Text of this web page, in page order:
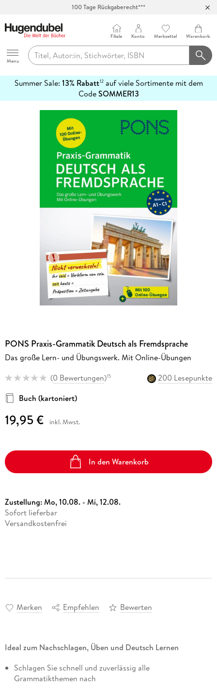
100 Tage Rückgaberecht***
Hugendubel
Menu
Filiale Konto Merkzettel Warenkorb
Summer Sale: 13% Rabatt12auf viele Sortimente mit dem
CodeSOMMER13
erfahren
PONS Praxis-Grammatik Deutsch als Fremdsprache
Das große Lern- und Übungswerk. Mit Online-Übungen
(0 Bewertungen)15
200 Lesepunkte
Buch (kartoniert)
19,95 € inkl. Mwst.
In den Warenkorb
Zustellung:Mo, 10.08. - Mi, 12.08.
Sofort lieferbar
Versandkostenfrei
Merken Empfehlen Bewerten
Ideal zum Nachschlagen, Üben und Deutsch Lernen
Schlagen Sie schnell und zuverlässig alle
Grammatikthemen nach